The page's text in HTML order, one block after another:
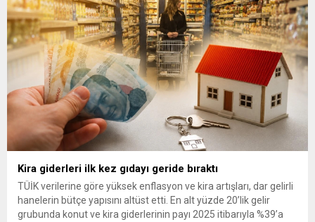
Erbakan’a, Genel Başkan Yardımcıları...
Kira giderleri ilk kez gıdayı geride bıraktı
TÜİK verilerine göre yüksek enflasyon ve kira artışları, dar gelirli
hanelerin bütçe yapısını altüst etti. En alt yüzde 20’lik gelir
grubunda konut ve kira giderlerinin payı 2025 itibarıyla %39’a